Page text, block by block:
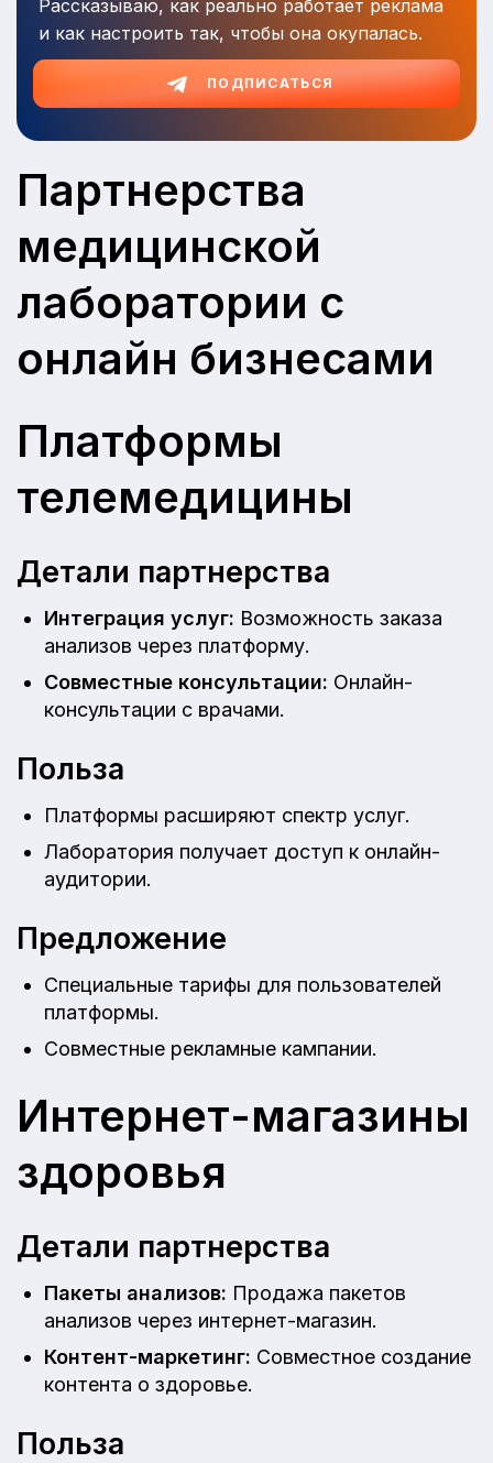
Рассказываю, как реально работает реклама
и как настроить так, чтобы она окупалась.
ПОДПИСАТЬСЯ
Партнерства
медицинской
лаборатории с
онлайн бизнесами
Платформы
телемедицины
Детали партнерства
Интеграция услуг: Возможность заказа
анализов через платформу.
Совместные консультации: Онлайн-
консультации с врачами.
Польза
Платформы расширяют спектр услуг.
Лаборатория получает доступ к онлайн-
аудитории.
Предложение
Специальные тарифы для пользователей
платформы.
Совместные рекламные кампании.
Интернет-магазины
здоровья
Детали партнерства
Пакеты анализов: Продажа пакетов
анализов через интернет-магазин.
Контент-маркетинг: Совместное создание
контента о здоровье.
Польза